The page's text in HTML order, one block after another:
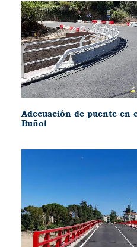
Adecuación de puente en
Buñol